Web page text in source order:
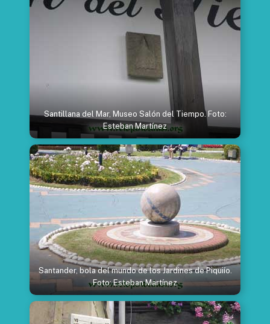
Santillana del Mar, Museo Salón del Tiempo. Foto:
Esteban Martínez
Santander, bola del mundo de los Jardines de Piquiío.
Foto: Esteban Martínez